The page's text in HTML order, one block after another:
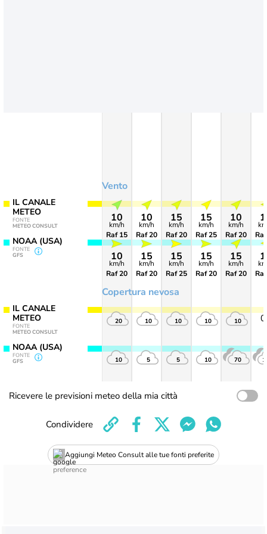
IL CANALE
METEO
FONTE
METEO CONSULT
NOAA (USA)
FONTE
GFS
IL CANALE
METEO
FONTE
METEO CONSULT
NOAA (USA)
FONTE
GFS
Vento
Copertura nevosa
10
km/h
Raf 15
10
km/h
Raf 20
20
10
10
km/h
Raf 20
15
km/h
Raf 20
10
5
15
km/h
Raf 20
15
km/h
Raf 25
10
5
15
km/h
Raf 25
15
km/h
Raf 20
10
10
10
km/h
Raf 20
15
km/h
Raf 20
10
70
Ricevere le previsioni meteo della mia città
Aggiungi Meteo Consult alle tue fonti preferite
Condividere